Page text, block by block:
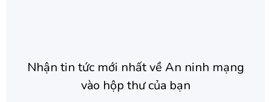
Nhận tin tức mới nhất về An ninh mạng
vào hộp thư của bạn